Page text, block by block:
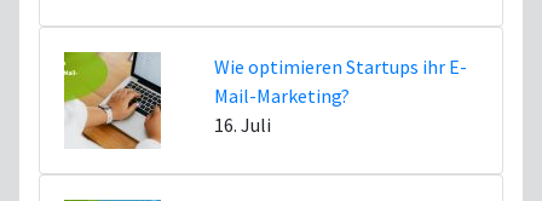
Wie optimieren Startups ihr E-
Mail-Marketing?
16. Juli